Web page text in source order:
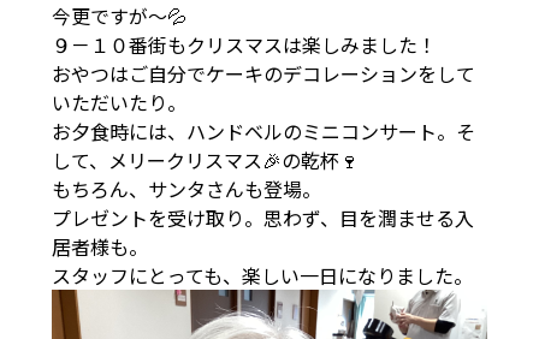
今更ですが～💦
９－１０番街もクリスマスは楽しみました！
おやつはご自分でケーキのデコレーションをして
いただいたり。
お夕食時には、ハンドベルのミニコンサート。そ
して、メリークリスマス🎉の乾杯🍷
もちろん、サンタさんも登場。
プレゼントを受け取り。思わず、目を潤ませる入
居者様も。
スタッフにとっても、楽しい一日になりました。